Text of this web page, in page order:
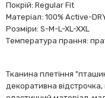
Покрій: Regular Fit
Матеріал: 100% Аctive-
Розміри: S-M-L-XL-XXL
Температура прання:
Тканина плетіння
декоративна